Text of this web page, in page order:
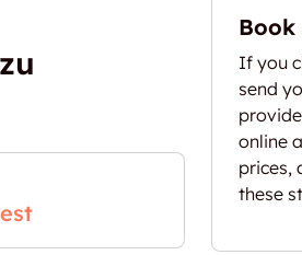
If you
send
online
prices,
these